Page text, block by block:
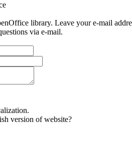
library. Leave your e-mail
via e-mail.
version of website?